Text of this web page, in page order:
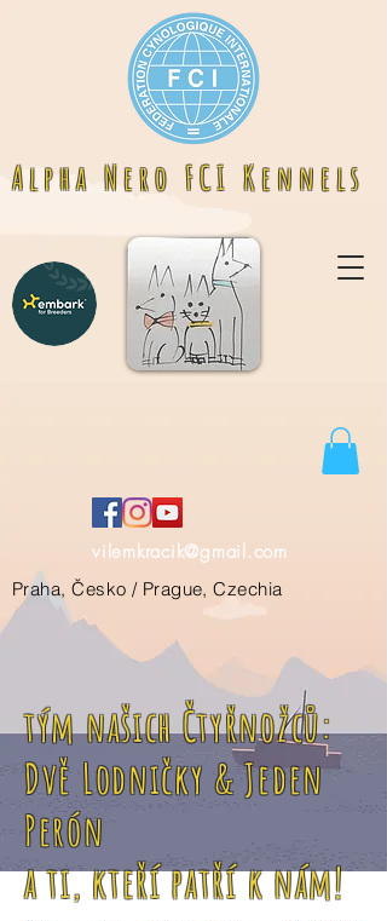
vilemkracik@gmail.com
A l p h a N e r o F C I K e n n e l s
Praha, Česko / Prague, Czechia
tým našich Čtyřnožců:
Dvě Lodničky & Jeden
Perón
a ti, kteří patří k nám!